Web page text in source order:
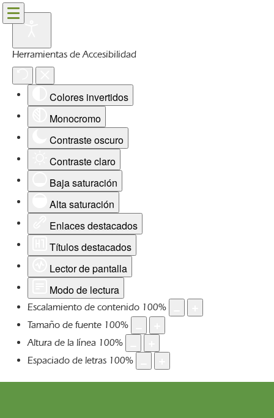
Herramientas de Accesibilidad
Colores invertidos
Monocromo
Contraste oscuro
Contraste claro
Baja saturación
Alta saturación
Enlaces destacados
Títulos destacados
Lector de pantalla
Modo de lectura
Escalamiento de contenido 100%
Tamaño de fuente 100%
Altura de la línea 100%
Espaciado de letras 100%